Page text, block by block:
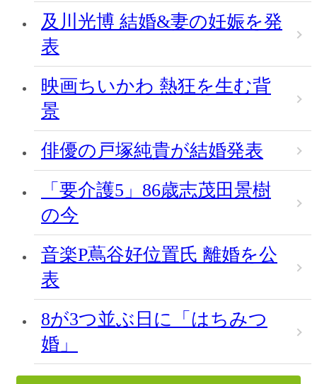
及川光博 結婚&妻の妊娠を発
表
映画ちいかわ 熱狂を生む背
景
俳優の戸塚純貴が結婚発表
「要介護5」86歳志茂田景樹
の今
音楽P蔦谷好位置氏 離婚を公
表
8が3つ並ぶ日に「はちみつ
婚」